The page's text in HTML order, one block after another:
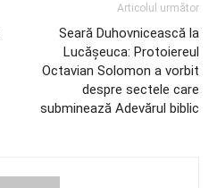
Articolul următor
Seară Duhovnicească la
Lucășeuca: Protoiereul
Octavian Solomon a vorbit
despre sectele care
subminează Adevărul biblic